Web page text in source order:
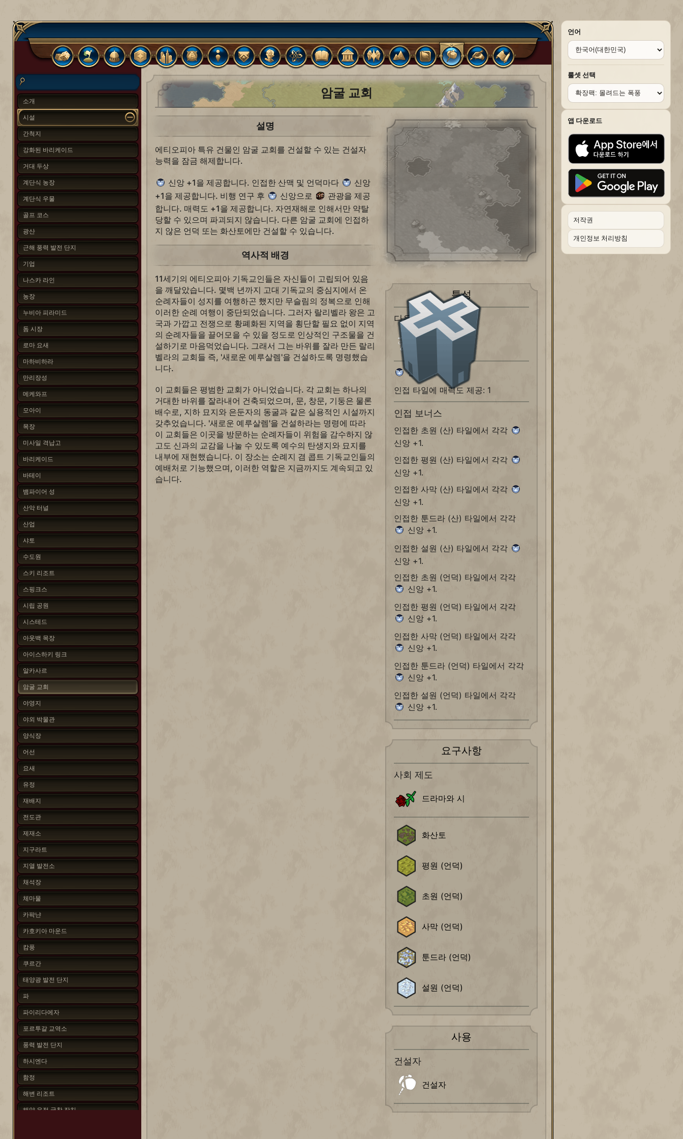
소개
시설
간척지
강화된 바리케이드
거대 두상
계단식 농장
계단식 우물
골프 코스
광산
근해 풍력 발전 단지
기업
나스카 라인
농장
누비아 피라미드
돔 시장
로마 요새
마하비하라
만리장성
메케와프
모아이
목장
미사일 격납고
바리케이드
바테이
뱀파이어 성
산악 터널
산업
샤토
수도원
스키 리조트
스핑크스
시립 공원
시스테드
아웃백 목장
아이스하키 링크
알카사르
암굴 교회
야영지
야외 박물관
양식장
어선
요새
유정
재배지
전도관
제재소
지구라트
지열 발전소
채석장
체마물
카팍냔
카호키아 마운드
캄풍
쿠르간
태양광 발전 단지
파
파이리다에자
포르투갈 교역소
풍력 발전 단지
하시엔다
함정
해변 리조트
해양 유정 굴착 장치
암굴 교회
설명
에티오피아 특유 건물인 암굴 교회를 건설할 수 있는 건설자
능력을 잠금 해제합니다.
신앙 +1을 제공합니다. 인접한 산맥 및 언덕마다
신앙
+1을 제공합니다. 비행 연구 후
신앙으로
관광을 제공
합니다. 매력도 +1을 제공합니다. 자연재해로 인해서만 약탈
당할 수 있으며 파괴되지 않습니다. 다른 암굴 교회에 인접하
지 않은 언덕 또는 화산토에만 건설할 수 있습니다.
역사적 배경
11세기의 에티오피아 기독교인들은 자신들이 고립되어 있음
을 깨달았습니다. 몇백 년까지 고대 기독교의 중심지에서 온
순례자들이 성지를 여행하곤 했지만 무슬림의 정복으로 인해
이러한 순례 여행이 중단되었습니다. 그러자 랄리벨라 왕은 고
국과 가깝고 전쟁으로 황폐화된 지역을 횡단할 필요 없이 지역
의 순례자들을 끌어모을 수 있을 정도로 인상적인 구조물을 건
설하기로 마음먹었습니다. 그래서 그는 바위를 잘라 만든 랄리
벨라의 교회들 즉, '새로운 예루살렘'을 건설하도록 명령했습
니다.
이 교회들은 평범한 교회가 아니었습니다. 각 교회는 하나의
거대한 바위를 잘라내어 건축되었으며, 문, 창문, 기둥은 물론
배수로, 지하 묘지와 은둔자의 동굴과 같은 실용적인 시설까지
갖추었습니다. '새로운 예루살렘'을 건설하라는 명령에 따라
이 교회들은 이곳을 방문하는 순례자들이 위험을 감수하지 않
고도 신과의 교감을 나눌 수 있도록 예수의 탄생지와 묘지를
내부에 재현했습니다. 이 장소는 순례지 겸 콥트 기독교인들의
예배처로 기능했으며, 이러한 역할은 지금까지도 계속되고 있
습니다.
특성
다음의 특유
에티오피아
신앙 +1
인접 타일에 매력도 제공: 1
인접 보너스
인접한 초원 (산) 타일에서 각각
신앙 +1.
인접한 평원 (산) 타일에서 각각
신앙 +1.
인접한 사막 (산) 타일에서 각각
신앙 +1.
인접한 툰드라 (산) 타일에서 각각
신앙 +1.
인접한 설원 (산) 타일에서 각각
신앙 +1.
인접한 초원 (언덕) 타일에서 각각
신앙 +1.
인접한 평원 (언덕) 타일에서 각각
신앙 +1.
인접한 사막 (언덕) 타일에서 각각
신앙 +1.
인접한 툰드라 (언덕) 타일에서 각각
신앙 +1.
인접한 설원 (언덕) 타일에서 각각
신앙 +1.
요구사항
사회 제도
드라마와 시
화산토
평원 (언덕)
초원 (언덕)
사막 (언덕)
툰드라 (언덕)
설원 (언덕)
사용
건설자
건설자
언어
룰셋 선택
앱 다운로드
저작권
개인정보 처리방침